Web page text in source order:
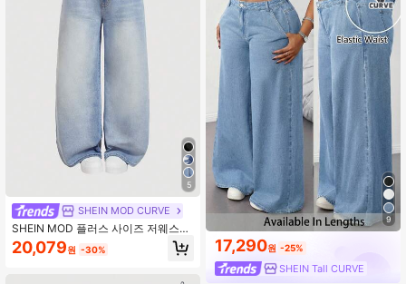
5
SHEIN MOD CURVE
SHEIN MOD 플러스 사이즈 저웨스트
루즈 와이드 레그 블루 진, 스택된 여
성 청바지, 여성 엄마 청바지, 빈티지
20,079원 -30%
9
17,290원 -25%
SHEIN Tall CURVE